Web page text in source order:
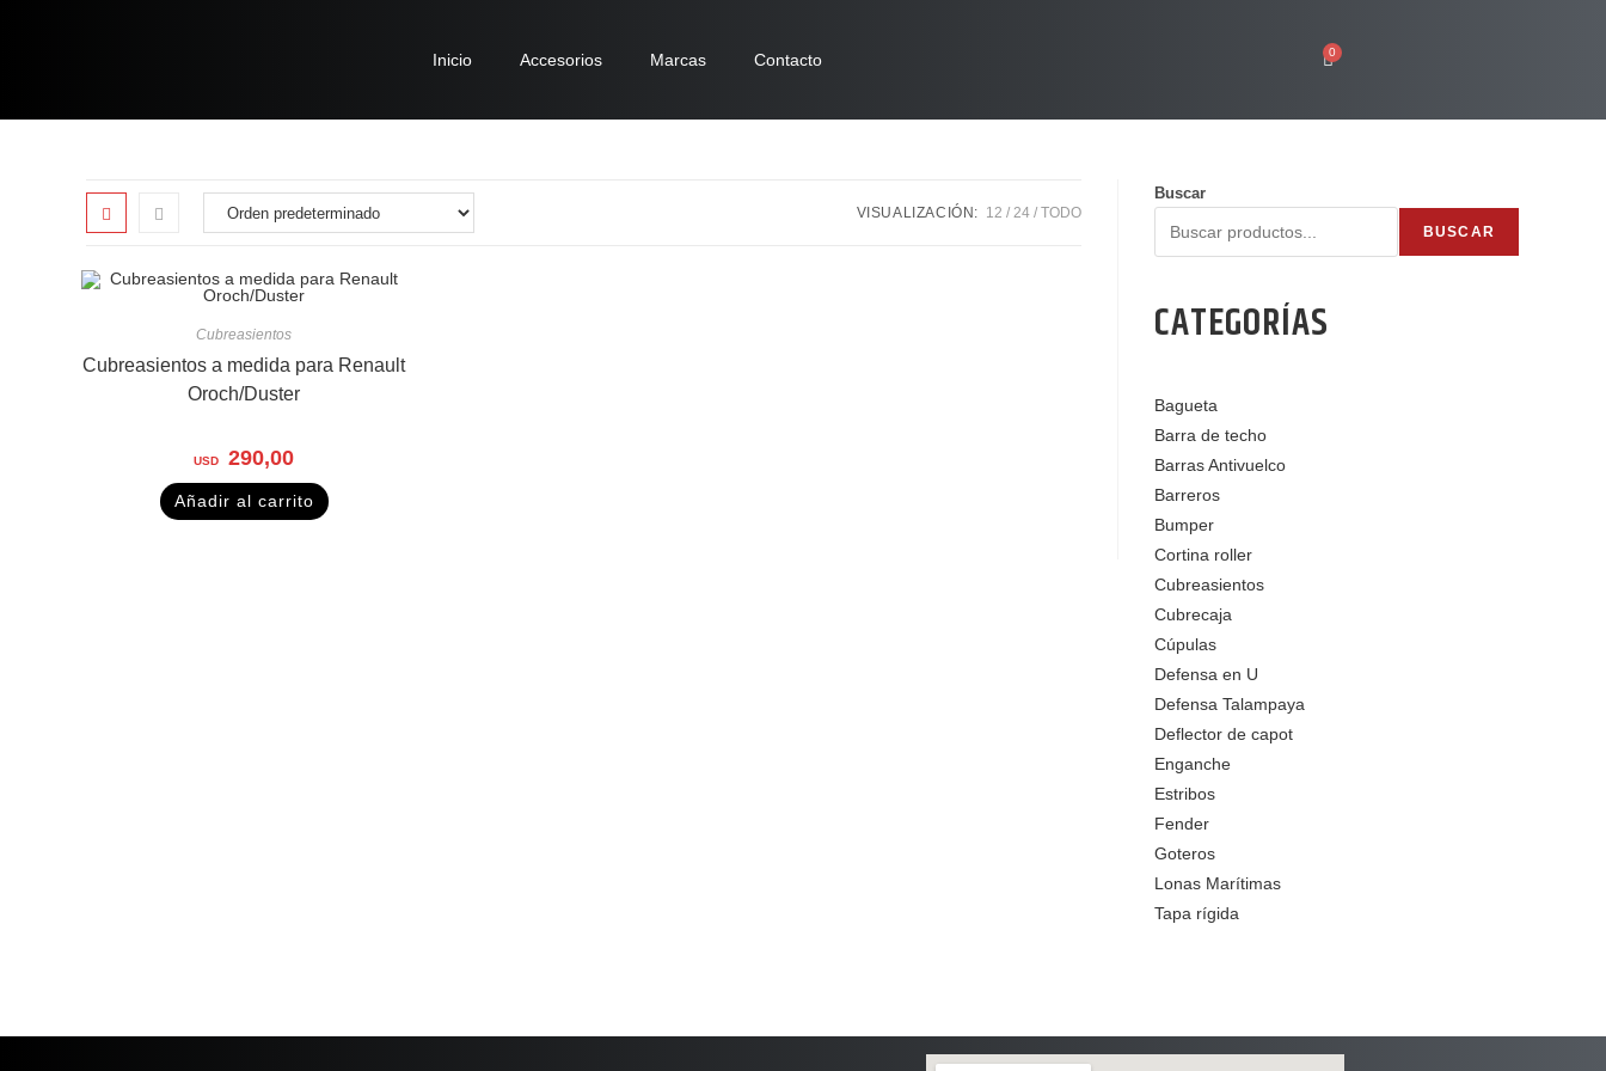
Inicio Accesorios Marcas Contacto 0
VISUALIZACIÓN: 12 24 TODO
Cubreasientos
Cubreasientos a medida para Renault
Oroch/Duster
290,00
Añadir al carrito
Buscar
BUSCAR
CATEGORÍAS
Bagueta
Barra de techo
Barras Antivuelco
Barreros
Bumper
Cortina roller
Cubreasientos
Cubrecaja
Cúpulas
Defensa en U
Defensa Talampaya
Deflector de capot
Enganche
Estribos
Fender
Goteros
Lonas Marítimas
Tapa rígida